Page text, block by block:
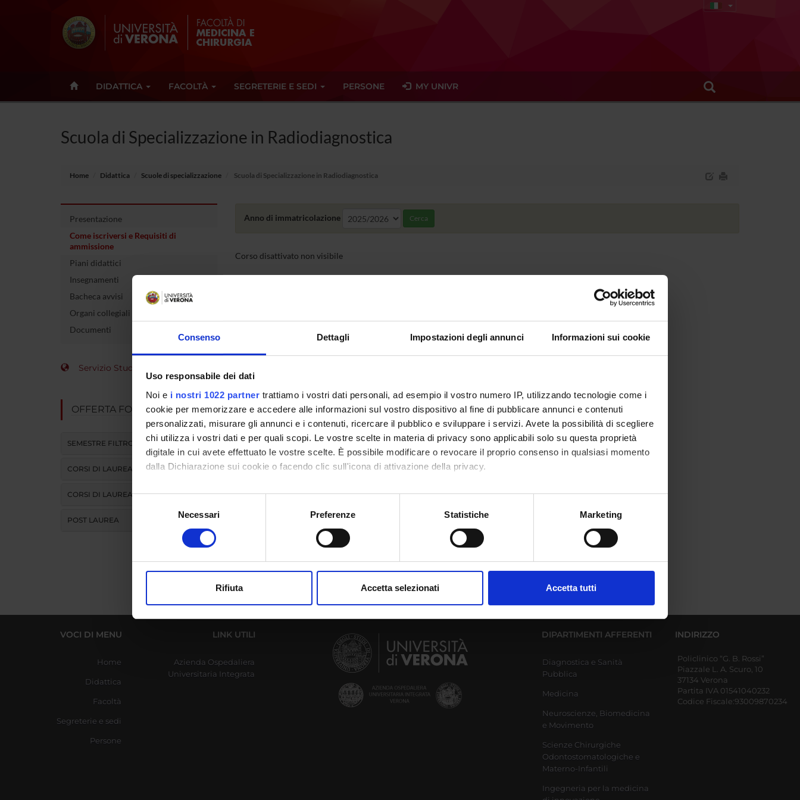
Consenso Dettagli Impostazioni degli annunci Informazioni sui cookie
Uso responsabile dei dati
Noi e i nostri 1022 partner trattiamo i vostri dati personali, ad esempio il vostro numero IP, utilizzando tecnologie come i
cookie per memorizzare e accedere alle informazioni sul vostro dispositivo al fine di pubblicare annunci e contenuti
personalizzati, misurare gli annunci e i contenuti, ricercare il pubblico e sviluppare i servizi. Avete la possibilità di scegliere
chi utilizza i vostri dati e per quali scopi. Le vostre scelte in materia di privacy sono applicabili solo su questa proprietà
digitale in cui avete effettuato le vostre scelte. È possibile modificare o revocare il proprio consenso in qualsiasi momento
dalla Dichiarazione sui cookie o facendo clic sull'icona di attivazione della privacy.
Con il tuo consenso, vorremmo anche:
raccogliere informazioni sulla tua posizione geografica, con un'approssimazione di qualche metro,
digitali).
modificare o ritirare il tuo consenso in qualsiasi momento dalla Dichiarazione sui cookie.
che hanno raccolto dal tuo utilizzo dei loro servizi.
Selezione
Necessari Preferenze Statistiche Marketing
Rifiuta Accetta selezionati Accetta tutti
DIDATTICA FACOLTÀ SEGRETERIE E SEDI PERSONE MY UNIVR
Scuola di Specializzazione in Radiodiagnostica
Home Didattica Scuole di specializzazione Scuola di Specializzazione in Radiodiagnostica
Presentazione
Come iscriversi e Requisiti di
ammissione
Piani didattici
Insegnamenti
Bacheca avvisi
Organi collegiali e di governo
Documenti
Servizio Studenti Internazionali
OFFERTA FORMATIVA
SEMESTRE FILTRO
CORSI DI LAUREA
CORSI DI LAUREA MAGISTRALE
POST LAUREA
Anno di immatricolazione Cerca
Corso disattivato non visibile
VOCI DI MENU
Home
Didattica
Facoltà
Segreterie e sedi
Persone
LINK UTILI
Azienda Ospedaliera
Universitaria Integrata
DIPARTIMENTI AFFERENTI
Diagnostica e Sanità
Pubblica
Medicina
Neuroscienze, Biomedicina
e Movimento
Scienze Chirurgiche
Odontostomatologiche e
Materno-Infantili
Ingegneria per la medicina
INDIRIZZO
Policlinico “G. B. Rossi”
Piazzale L. A. Scuro, 10
37134 Verona
Partita IVA 01541040232
Codice Fiscale:93009870234